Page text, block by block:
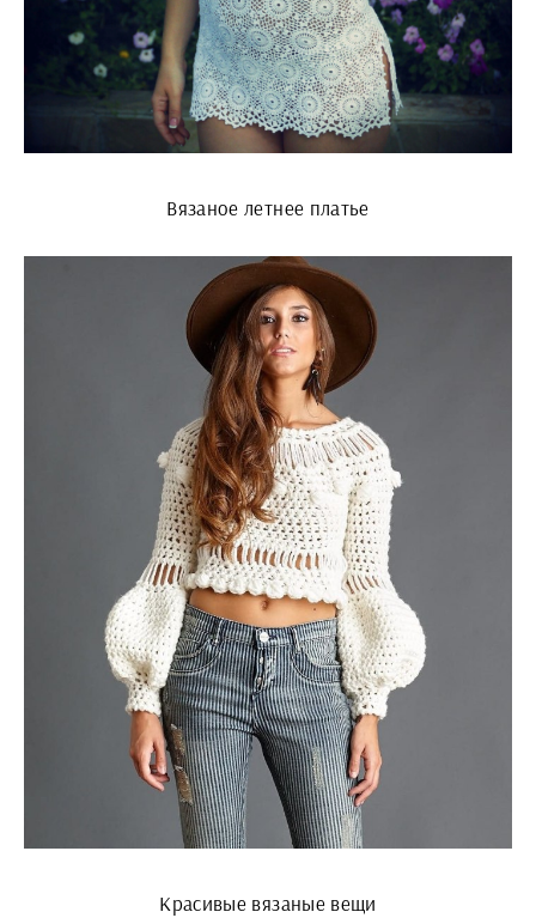
Вязаное летнее платье
Красивые вязаные вещи